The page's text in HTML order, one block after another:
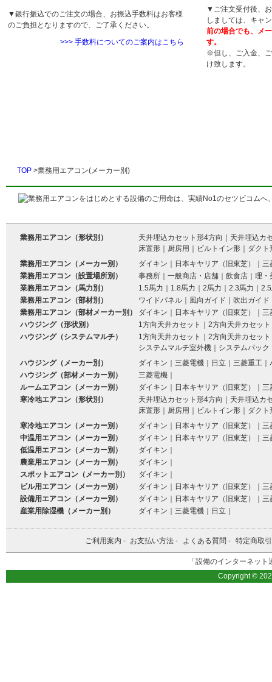
▼銀行振込でのご注文の場合、お振込手数料はお客様
のご負担となりますので、ご了承ください。
>>> 手数料についてのご案内はこちら
▼ご注文受付後、
しましては、キャ
前の場合でも、メ
す。
※但し、ご入金、
け致します。
TOP >業務用エアコン(メーカー別)
業務用エアコン（形状別） 天井埋込カセット形4方向
天井埋込カ
床置形
厨房用 ビルトイン形
ダクト
業務用エアコン（メーカー別）
ダイキン 日本キヤリア（旧東芝）
三
業務用エアコン（設置場所別）
事務所 一般商店・店舗 飲食店
理・
業務用エアコン（馬力別）
1.5馬力 1.8馬力 2馬力 2.3馬力
業務用エアコン（部材別）
ワイドパネル 風向ガイド 吹出ガイド
業務用エアコン（部材メーカー別）
ダイキン 日本キヤリア（旧東芝）
三
ハウジング（形状別）
1方向天井カセット 2方向天井カセット
ハウジング（システムマルチ）
1方向天井カセット 2方向天井カセット
システムマルチ室外機
システムパック
ハウジング（メーカー別）
ダイキン 三菱電機 日立 三菱重工
ハウジング（部材メーカー別）
三菱電機
ルームエアコン（メーカー別）
ダイキン 日本キヤリア（旧東芝）
三
寒冷地エアコン（形状別）
天井埋込カセット形4方向
天井埋込カ
床置形
厨房用 ビルトイン形
ダクト
寒冷地エアコン（メーカー別）
ダイキン 日本キヤリア（旧東芝）
三
中温用エアコン（メーカー別）
ダイキン 日本キヤリア（旧東芝）
三
低温用エアコン（メーカー別）
ダイキン
農業用エアコン（メーカー別）
ダイキン
スポットエアコン（メーカー別）
ダイキン
ビル用エアコン（メーカー別）
ダイキン 日本キヤリア（旧東芝）
三
設備用エアコン（メーカー別）
ダイキン 日本キヤリア（旧東芝）
三
産業用除湿機（メーカー別）
ダイキン 三菱電機 日立
ご利用案内 - お支払い方法 - よくある質問 - 特定商取引
「設備のインターネッ
Copyright ©